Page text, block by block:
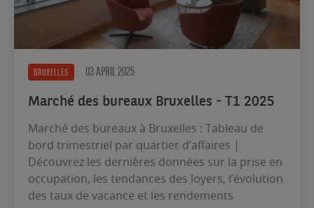
BRUXELLES 03 APRIL 2025
Marché des bureaux Bruxelles - T1 2025
Marché des bureaux à Bruxelles : Tableau de
bord trimestriel par quartier d’affaires |
Découvrez les dernières données sur la prise en
occupation, les tendances des loyers, l’évolution
des taux de vacance et les rendements